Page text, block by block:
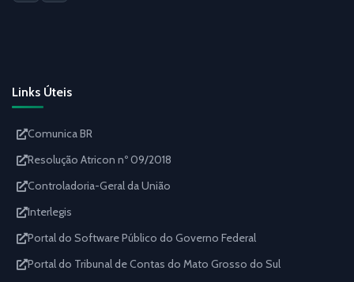
Links Úteis
Comunica BR
Resolução Atricon nº 09/2018
Controladoria-Geral da União
Interlegis
Portal do Software Público do Governo Federal
Portal do Tribunal de Contas do Mato Grosso do Sul